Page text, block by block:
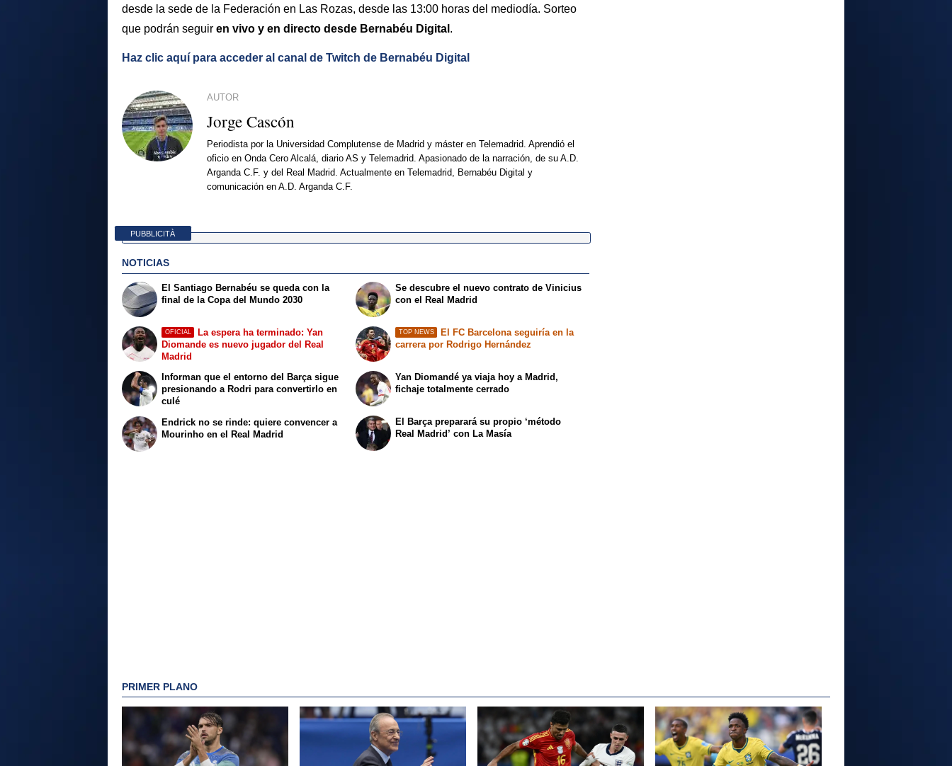
desde la sede de la Federación en Las Rozas, desde las 13:00 horas del mediodía. Sorteo
que podrán seguir en vivo y en directo desde Bernabéu Digital .
Haz clic aquí para acceder al canal de Twitch de Bernabéu Digital
AUTOR
Jorge Cascón
Periodista por la Universidad Complutense de Madrid y máster en Telemadrid. Aprendió el
oficio en Onda Cero Alcalá, diario AS y Telemadrid. Apasionado de la narración, de su A.D.
Arganda C.F. y del Real Madrid. Actualmente en Telemadrid, Bernabéu Digital y
comunicación en A.D. Arganda C.F.
PUBBLICITÀ
NOTICIAS
El Santiago Bernabéu se queda con la
final de la Copa del Mundo 2030
OFICIAL
La espera ha terminado: Yan
Diomande es nuevo jugador del Real
Madrid
Se descubre el nuevo contrato de Vinicius
con el Real Madrid
TOP NEWS
El FC Barcelona seguiría en la
carrera por Rodrigo Hernández
Informan que el entorno del Barça sigue
presionando a Rodri para convertirlo en
culé
Endrick no se rinde: quiere convencer a
Mourinho en el Real Madrid
Yan Diomandé ya viaja hoy a Madrid,
fichaje totalmente cerrado
El Barça preparará su propio ‘método
Real Madrid’ con La Masía
PRIMER PLANO